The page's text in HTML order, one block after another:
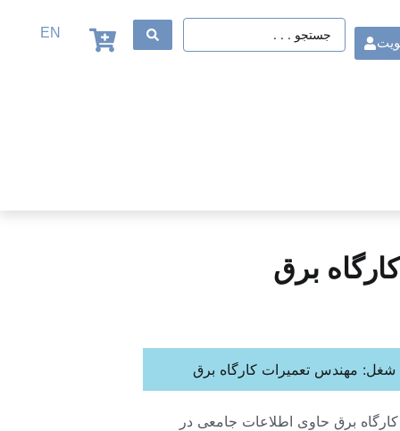
EN
برق
برق حاوی اطلاعات جامعی در
مهندس تعمیرات کارگاه برق